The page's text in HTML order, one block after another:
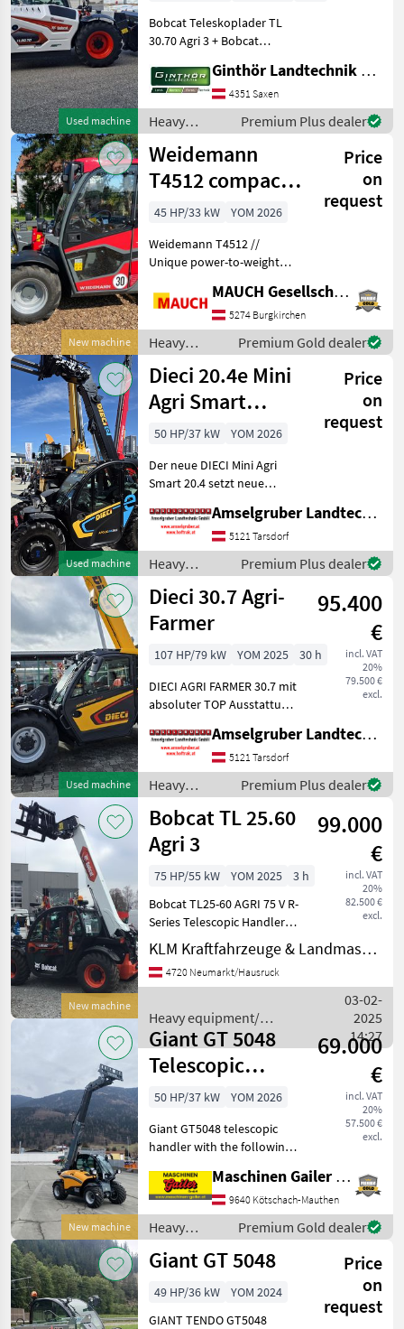
Used machine
Bobcat Teleskoplader TL
30.70 Agri 3 + Bobcat
hydraulischer
Werkzeugverriegelung + 1x
DW vorne am Ausleger +
Leckageleitung am
Ausleger + Stromans
Ginthör Landtechnik GmbH
4351 Saxen
Heavy
equipment/
construction
machines /
Bobcat
Premium Plus dealer
New machine
Weidemann
T4512 compact
telehandler
Price
on
request
45 HP/33 kW
YOM 2026
Weidemann T4512 //
Unique power-to-weight
trailer possible // - 3-
cylinder Yanmar engine - 25
HP Stage V emissions
without DOC, diesel p
MAUCH Gesellschaft m.b.H. & Co.KG
5274 Burgkirchen
Heavy
equipment/
construction
machines /
Weidemann
Premium Gold dealer
Used machine
Dieci 20.4e Mini
Agri Smart
ELEKTRO
Teleskoplader
TOP
Price
on
request
50 HP/37 kW
YOM 2026
Der neue DIECI Mini Agri
Smart 20.4 setzt neue
Teleskopladermarkt. 100 %
Elektro! -Größte Kabine
(Baugleich vom Modell 26.6
Mini Agri) -Echt
Amselgruber Landtechnik GmbH
5121 Tarsdorf
Heavy
equipment/
construction
machines /
Dieci
Premium Plus dealer
Used machine
Dieci 30.7 Agri-
Farmer
95.400
€
incl. VAT
20%
79.500 €
excl.
107 HP/79 kW YOM 2025
30 h
DIECI AGRI FARMER 30.7 mit
absoluter TOP Ausstattung
Kubota
Baumaschinenmotor mit
3.800 ccm -
Hydraulikleistung: 100
lt/min -Bauhöhe nur
Amselgruber Landtechnik GmbH
5121 Tarsdorf
Heavy
equipment/
construction
machines /
Dieci
Premium Plus dealer
New machine
Bobcat TL 25.60
Agri 3
99.000
€
incl. VAT
20%
82.500 €
excl.
75 HP/55 kW YOM 2025
3 h
Bobcat TL25-60 AGRI 75 V R-
Series Telescopic Handler
Transmission 30 km/h
Alliance tires – 400/55-17.5"
149A8 A328 (HIGH TERRAIN
KLM Kraftfahrzeuge & Landmaschinen GmbH
4720 Neumarkt/Hausruck
Heavy equipment/
construction machines /
Bobcat
03-02-
2025
14:27
New machine
Giant GT 5048
Telescopic
Loader with
Good Features
69.000
€
incl. VAT
20%
57.500 €
excl.
50 HP/37 kW
YOM 2026
Giant GT5048 telescopic
handler with the following
height * Tipping load: 1, 900
kg * Euro-mount with
hydraulic locking, * 4-wheel
st
Maschinen Gailer GmbH
9640 Kötschach-Mauthen
Heavy
equipment/
construction
Giant
Premium Gold dealer
Giant GT 5048
Price
on
request
49 HP/36 kW
YOM 2024
GIANT TENDO GT5048